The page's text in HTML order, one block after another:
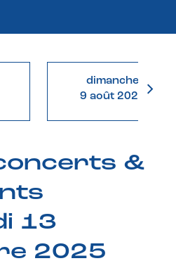
dimanche
9 août 2026
&
13
2025